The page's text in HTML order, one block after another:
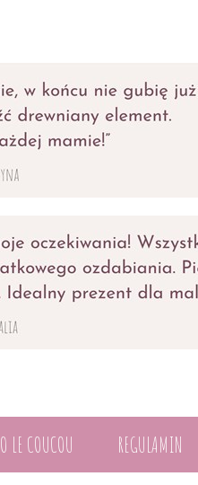
O LE COUCOU REGULAMIN